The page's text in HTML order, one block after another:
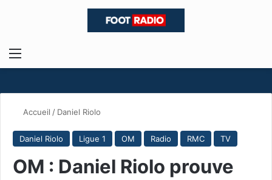
Menu
Accueil / Daniel Riolo
Daniel Riolo Ligue 1 OM Radio RMC TV
OM : Daniel Riolo prouve